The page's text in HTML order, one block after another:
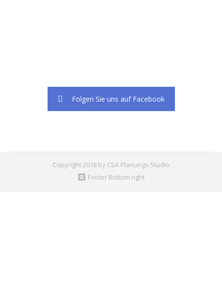
Folgen Sie uns auf Facebook
Copyright 2018 by CSA Planungs.Studio
Footer Bottom right